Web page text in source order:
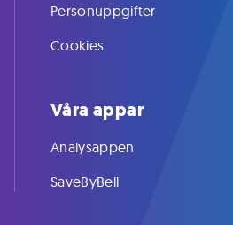
Personuppgifter
Cookies
Våra appar
Analysappen
SaveByBell